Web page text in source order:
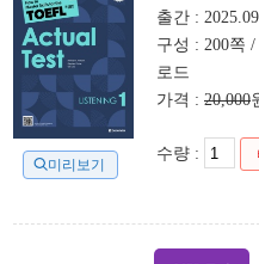
미리보기
출간 :
구성 : 200쪽
로드
가격 : 20,000
수량 :